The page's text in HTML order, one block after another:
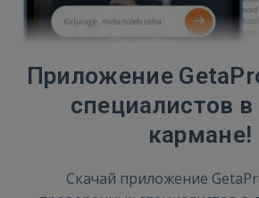
Приложение
специалистов
кармане!
Скачай приложение